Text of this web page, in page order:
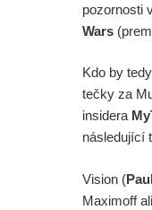
pozornosti
Wars
Kdo by
tečky za
insidera
následující
Vision (
Maximoff